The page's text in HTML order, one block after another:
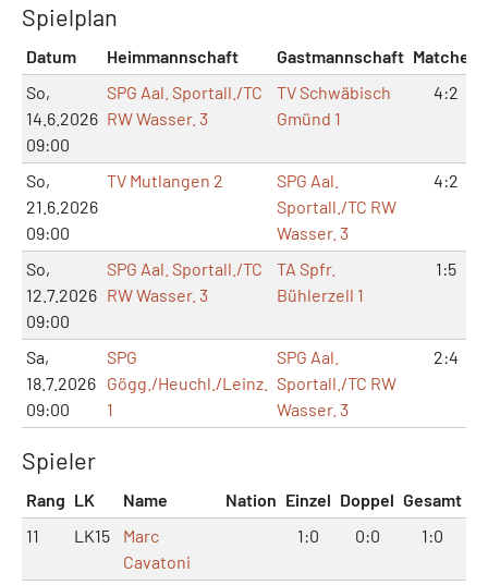
Spielplan
Datum Heimmannschaft Gastmannschaft Matches
So,
14.6.2026
09:00
SPG Aal. Sportall./TC
RW Wasser. 3
TV Schwäbisch
Gmünd 1
4:2
So,
21.6.2026
09:00
TV Mutlangen 2
SPG Aal.
Sportall./TC RW
Wasser. 3
4:2
So,
12.7.2026
09:00
SPG Aal. Sportall./TC
RW Wasser. 3
TA Spfr.
Bühlerzell 1
1:5
Sa,
18.7.2026
09:00
SPG
Gögg./Heuchl./Leinz.
1
SPG Aal.
Sportall./TC RW
Wasser. 3
2:4
Spieler
Rang LK Name Nation Einzel Doppel Gesamt
11
LK15
Marc
Cavatoni
1:0 0:0 1:0